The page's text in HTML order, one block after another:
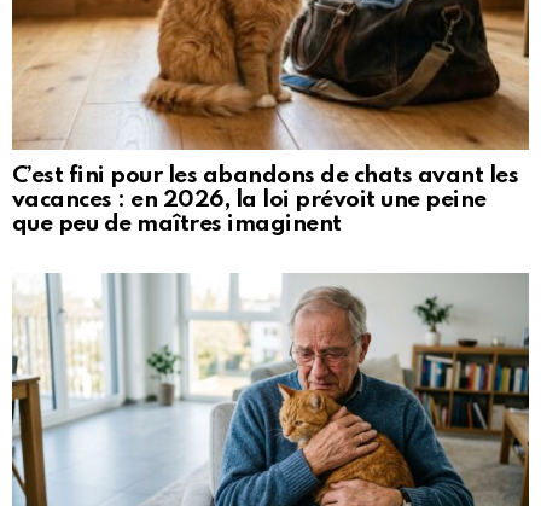
C’est fini pour les abandons de chats avant les
vacances : en 2026, la loi prévoit une peine
que peu de maîtres imaginent